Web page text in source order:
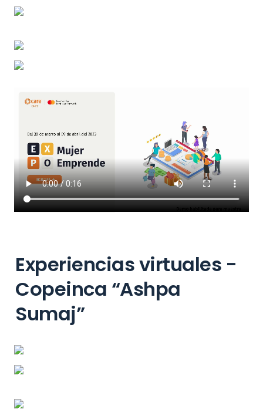
Experiencias virtuales -
Copeinca “Ashpa
Sumaj”